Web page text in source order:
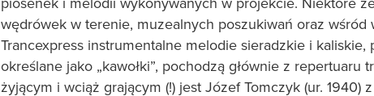
wędrówek w terenie, muzealnych poszukiwań oraz wśród
Trancexpress instrumentalne melodie sieradzkie i
określane jako „kawołki”, pochodzą głównie z repertuaru
żyjącym i wciąż grającym (!) jest Józef Tomczyk (ur. 1940)